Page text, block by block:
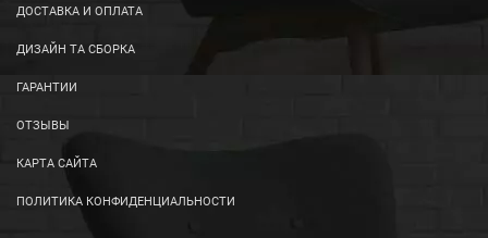
ДОСТАВКА И ОПЛАТА
ДИЗАЙН ТА СБОРКА
ГАРАНТИИ
ОТЗЫВЫ
КАРТА САЙТА
ПОЛИТИКА КОНФИДЕНЦИАЛЬНОСТИ